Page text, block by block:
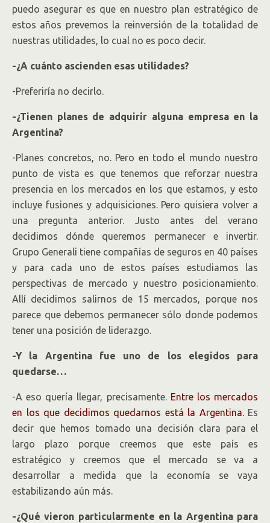
puedo asegurar es que en nuestro plan estratégico de
estos años prevemos la reinversión de la totalidad de
nuestras utilidades, lo cual no es poco decir.
-¿A cuánto ascienden esas utilidades?
-Preferiría no decirlo.
-¿Tienen planes de adquirir alguna empresa en la
Argentina?
-Planes concretos, no. Pero en todo el mundo nuestro
punto de vista es que tenemos que reforzar nuestra
presencia en los mercados en los que estamos, y esto
incluye fusiones y adquisiciones. Pero quisiera volver a
una pregunta anterior. Justo antes del verano
decidimos dónde queremos permanecer e invertir.
Grupo Generali tiene compañías de seguros en 40 países
y para cada uno de estos países estudiamos las
perspectivas de mercado y nuestro posicionamiento.
Allí decidimos salirnos de 15 mercados, porque nos
parece que debemos permanecer sólo donde podemos
tener una posición de liderazgo.
-Y la Argentina fue uno de los elegidos para
quedarse…
-A eso quería llegar, precisamente. Entre los mercados
en los que decidimos quedarnos está la Argentina.Es
decir que hemos tomado una decisión clara para el
largo plazo porque creemos que este país es
estratégico y creemos que el mercado se va a
desarrollar a medida que la economía se vaya
estabilizando aún más.
-¿Qué vieron particularmente en la Argentina para